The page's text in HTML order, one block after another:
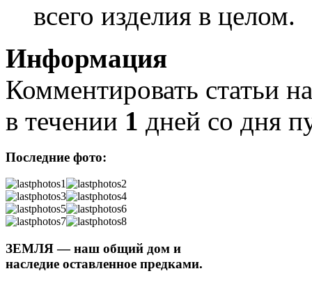
всего изделия в целом.
Информация
Комментировать статьи
в течении 1 дней со дня
Последние фото:
ЗЕМЛЯ — наш общий дом и
наследие оставленное предками.